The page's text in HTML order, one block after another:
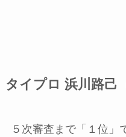
タイプロ 浜川路己
５次審査まで「１位」